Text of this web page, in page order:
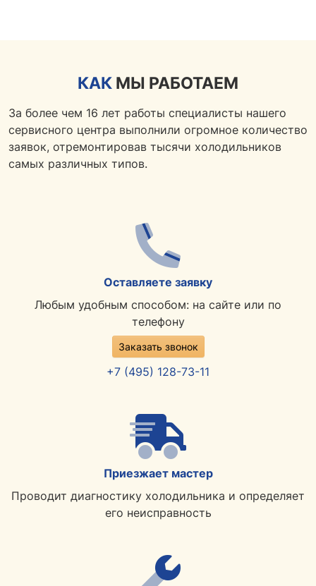
КАК МЫ РАБОТАЕМ
За более чем 16 лет работы специалисты нашего
сервисного центра выполнили огромное количество
заявок, отремонтировав тысячи холодильников
самых различных типов.
Оставляете заявку
Любым удобным способом: на сайте или по
телефону
Заказать звонок
+7 (495) 128-73-11
Приезжает мастер
Проводит диагностику холодильника и определяет
его неисправность